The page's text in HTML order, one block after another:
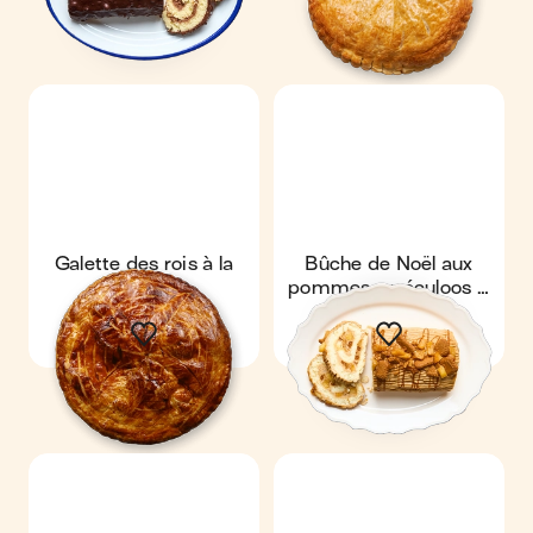
Galette des rois à la
pomme
Bûche de Noël aux
pommes, spéculoos &
mascarpone